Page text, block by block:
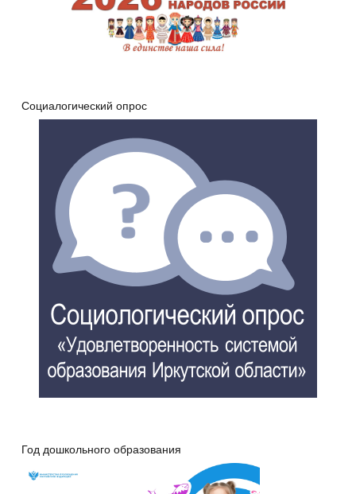
Социалогический опрос
Год дошкольного образования